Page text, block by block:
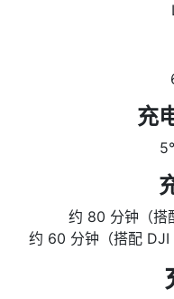
充
约 80 分钟（搭
约 60 分钟（搭配 DJI